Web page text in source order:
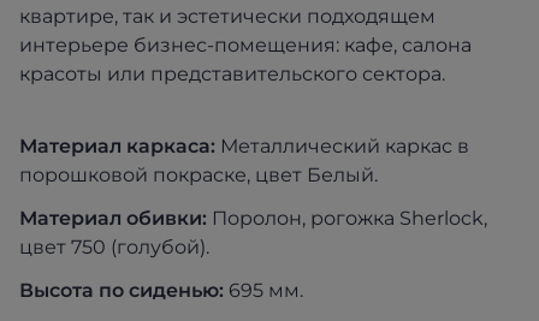
квартире, так и эстетически подходящем
интерьере бизнес-помещения: кафе, салона
красоты или представительского сектора.
Материал каркаса: Металлический каркас в
порошковой покраске, цвет Белый.
Материал обивки: Поролон, рогожка Sherlock,
цвет 750 (голубой).
Высота по сиденью: 695 мм.